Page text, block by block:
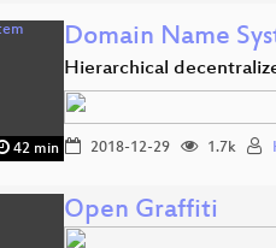
42 min
Domain Name
Hierarchical
2018-12-29 1.7k
Open Graffiti